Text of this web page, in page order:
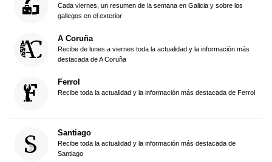
Cada viernes, un resumen de la semana en Galicia y sobre los
gallegos en el exterior
A Coruña
Recibe de lunes a viernes toda la actualidad y la información más
destacada de A Coruña
Ferrol
Recibe toda la actualidad y la información más destacada de Ferrol
Santiago
Recibe toda la actualidad y la información más destacada de
Santiago